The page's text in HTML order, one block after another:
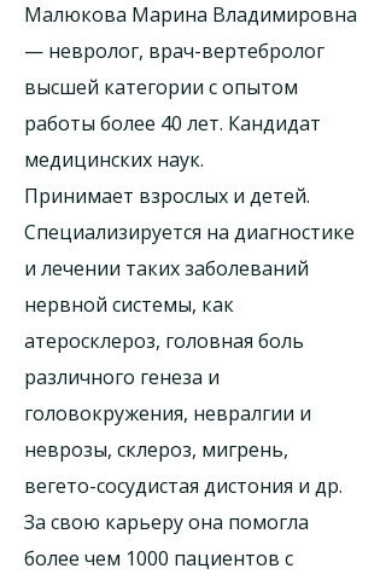
Малюкова Марина Владимировна
— невролог, врач-вертебролог
высшей категории с опытом
работы более 40 лет. Кандидат
медицинских наук.
Принимает взрослых и детей.
Специализируется на диагностике
и лечении таких заболеваний
нервной системы, как
атеросклероз, головная боль
различного генеза и
головокружения, невралгии и
неврозы, склероз, мигрень,
вегето-сосудистая дистония и др.
За свою карьеру она помогла
более чем 1000 пациентов с